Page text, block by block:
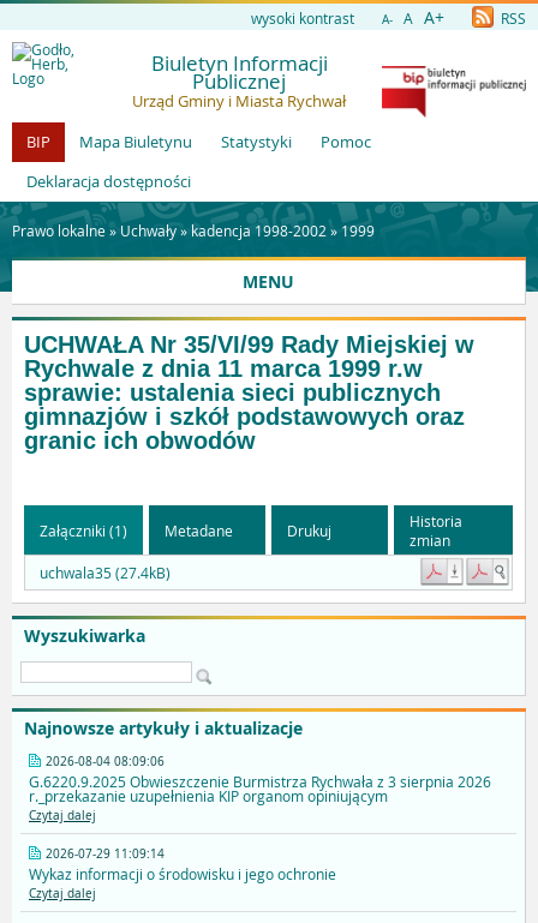
wysoki kontrast A- A A+ RSS
Biuletyn Informacji
Publicznej
Urząd Gminy i Miasta Rychwał
BIP
Mapa Biuletynu Statystyki
Pomoc
Deklaracja dostępności
Prawo lokalne » Uchwały» kadencja 1998-2002 » 1999
MENU
Wyszukiwarka
Najnowsze artykuły i aktualizacje
2026-08-04 08:09:06
G.6220.9.2025 Obwieszczenie Burmistrza Rychwała z 3 sierpnia 2026
r._przekazanie uzupełnienia KIP organom opiniującym
Czytaj dalej
2026-07-29 11:09:14
Wykaz informacji o środowisku i jego ochronie
Czytaj dalej
UCHWAŁA Nr 35/VI/99 Rady Miejskiej w
Rychwale z dnia 11 marca 1999 r.w
sprawie: ustalenia sieci publicznych
gimnazjów i szkół podstawowych oraz
granic ich obwodów
Załączniki (1) Metadane Drukuj
Historia
zmian
uchwala35 (27.4kB)